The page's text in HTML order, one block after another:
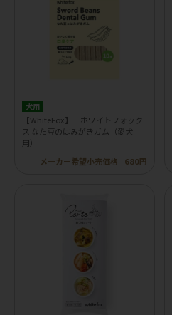
犬用
【WhiteFox】 ホワイトフォック
ス なた豆のはみがきガム（愛犬
用）
メーカー希望小売価格
680円